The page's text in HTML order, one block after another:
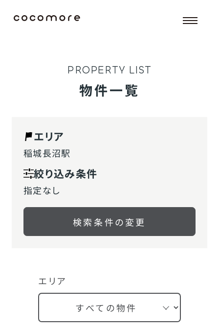
PROPERTY LIST
物件一覧
エリア
稲城長沼駅
絞り込み条件
指定なし
検索条件の変更
エリア